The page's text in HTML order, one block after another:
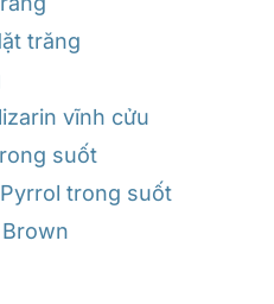
trăng
vĩnh cửu
suốt
trong suốt